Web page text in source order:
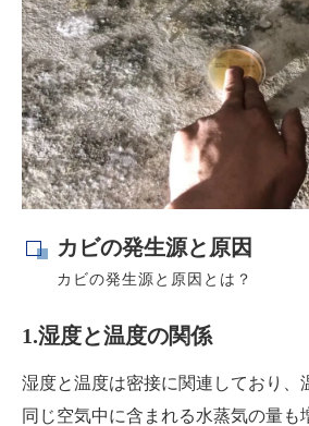
カビの発生源と原因
カビの発生源と原因とは？
1.湿度と温度の関係
湿度と温度は密接に関連しており、
同じ空気中に含まれる水蒸気の量も